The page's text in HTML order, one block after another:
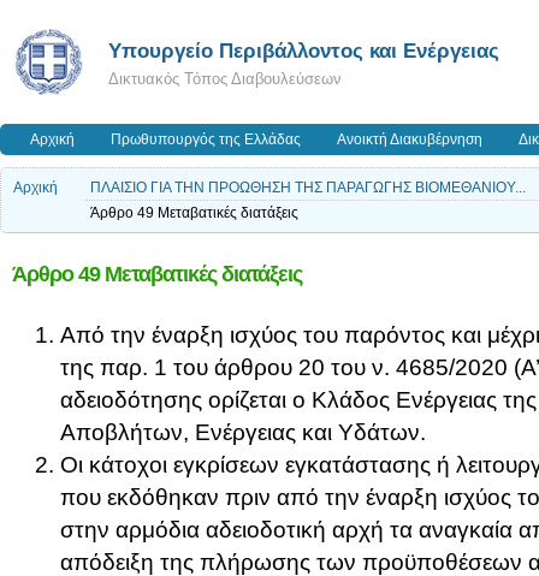
Yπουργείο Περιβάλλοντος και Ενέργειας
Δικτυακός Τόπος Διαβουλεύσεων
Αρχική Πρωθυπουργός της Ελλάδας Ανοικτή Διακυβέρνηση
Αρχική
ΠΛΑΙΣΙΟ ΓΙΑ ΤΗΝ ΠΡΟΩΘΗΣΗ ΤΗΣ ΠΑΡΑΓΩΓΗΣ ΒΙΟΜΕΘΑΝΙΟΥ...
Άρθρο 49 Μεταβατικές διατάξεις
Άρθρο 49 Μεταβατικές διατάξεις
Από την έναρξη ισχύος του παρόντος και
της παρ. 1 του άρθρου 20 του ν. 4685/2020
αδειοδότησης ορίζεται ο Κλάδος Ενέργειας
Αποβλήτων, Ενέργειας και Υδάτων.
Οι κάτοχοι εγκρίσεων εγκατάστασης ή
που εκδόθηκαν πριν από την έναρξη ισχύος
στην αρμόδια αδειοδοτική αρχή τα αναγκαία
απόδειξη της πλήρωσης των προϋποθέσεων